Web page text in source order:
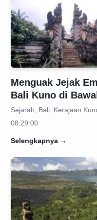
Menguak Jejak
Bali Kuno di
Sejarah, Bali, Kerajaan
08:29:00
Selengkapnya →